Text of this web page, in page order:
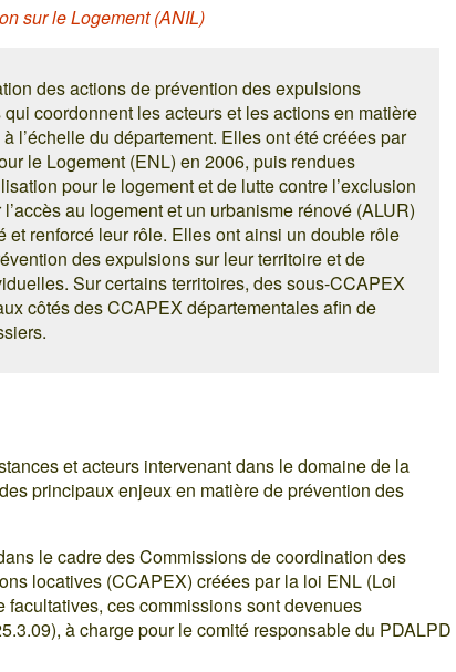
sur le Logement (ANIL)
des actions de prévention des expulsions
coordonnent les acteurs et les actions en matière
l’échelle du département. Elles ont été créées par
le Logement (ENL) en 2006, puis rendues
pour le logement et de lutte contre l’exclusion
au logement et un urbanisme rénové (ALUR)
et renforcé leur rôle. Elles ont ainsi un double rôle
des expulsions sur leur territoire et de
Sur certains territoires, des sous-CCAPEX
côtés des CCAPEX départementales afin de
et acteurs intervenant dans le domaine de la
principaux enjeux en matière de prévention des
le cadre des Commissions de coordination des
locatives (CCAPEX) créées par la loi ENL (Loi
facultatives, ces commissions sont devenues
à charge pour le comité responsable du PDALPD